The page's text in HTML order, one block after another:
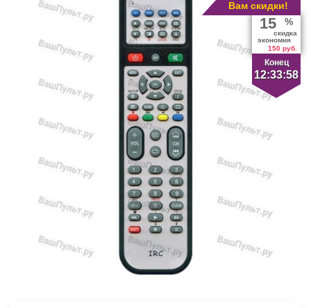
Вам скидки!
Конец
12:33:58
15 %
скидка
экономия
150 руб.